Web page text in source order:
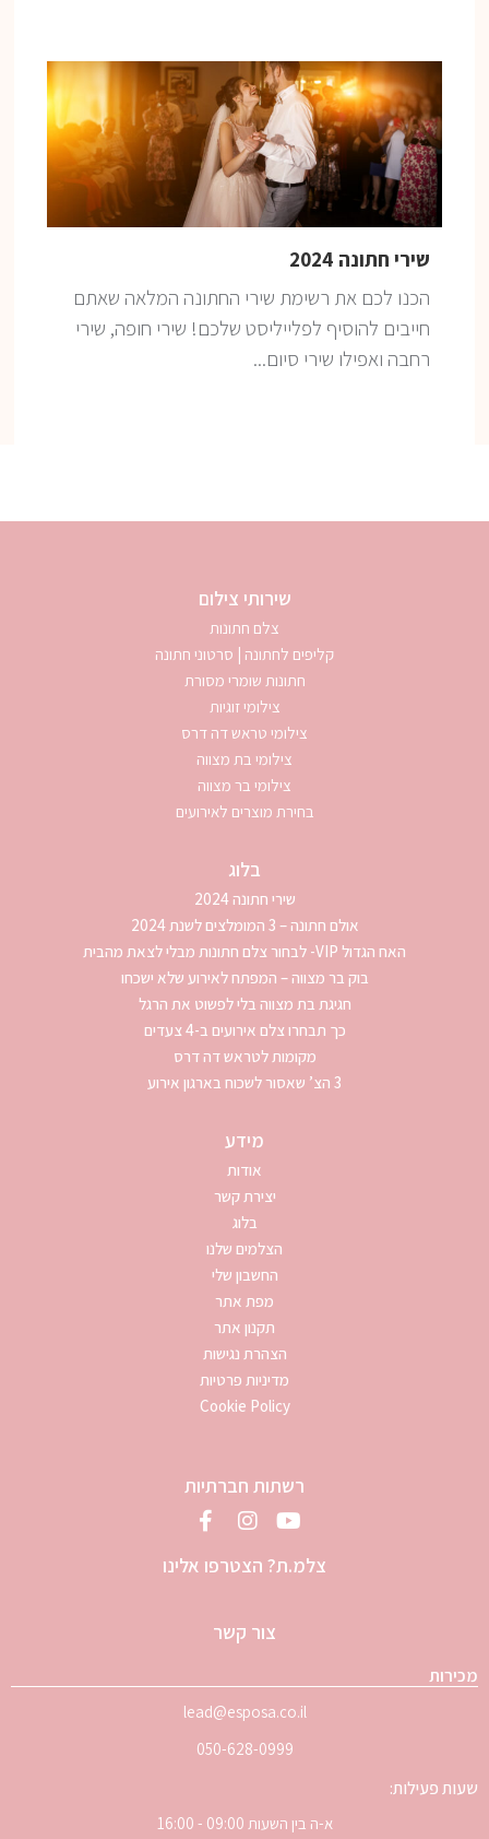
שירי חתונה 2024
הכנו לכם את רשימת שירי החתונה המלאה שאתם
חייבים להוסיף לפלייליסט שלכם! שירי חופה, שירי
רחבה ואפילו שירי סיום...
שירותי צילום
צלם חתונות
קליפים לחתונה | סרטוני חתונה
חתונות שומרי מסורת
צילומי זוגיות
צילומי טראש דה דרס
צילומי בת מצווה
צילומי בר מצווה
בחירת מוצרים לאירועים
בלוג
שירי חתונה 2024
אולם חתונה – 3 המומלצים לשנת 2024
האח הגדול VIP- לבחור צלם חתונות מבלי לצאת מהבית
בוק בר מצווה – המפתח לאירוע שלא ישכחו
חגיגת בת מצווה בלי לפשוט את הרגל
כך תבחרו צלם אירועים ב-4 צעדים
מקומות לטראש דה דרס
3 הצ’ שאסור לשכוח בארגון אירוע
מידע
אודות
יצירת קשר
בלוג
הצלמים שלנו
החשבון שלי
מפת אתר
תקנון אתר
הצהרת נגישות
מדיניות פרטיות
Cookie Policy
רשתות חברתיות
צלמ.ת? הצטרפו אלינו
צור קשר
מכירות
lead@esposa.co.il
050-628-0999
שעות פעילות:
א-ה בין השעות 09:00 - 16:00